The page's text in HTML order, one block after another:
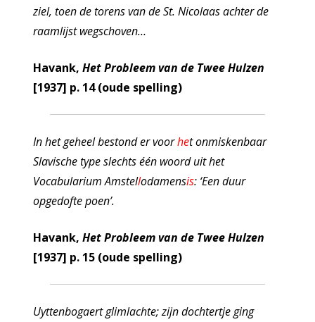
ziel, toen de torens van de St. Nicolaas achter de
raamlijst wegschoven…
Havank, Het Probleem van de Twee Hulzen
[1937] p. 14 (oude spelling)
In het geheel bestond er voorhet onmiskenbaar
Slavische type slechts één woord uit het
Vocabularium Amstellodamensis: ‘Een duur
opgedofte poen’.
Havank, Het Probleem van de Twee Hulzen
[1937] p. 15 (oude spelling)
Uyttenbogaert glimlachte; zijn dochtertje ging